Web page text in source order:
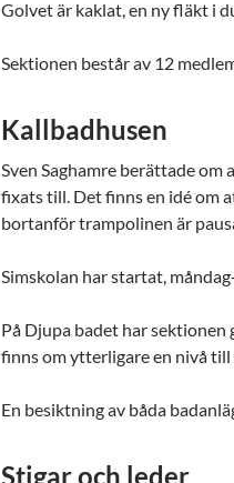
Golvet är kaklat, en ny fläkt i
Sektionen består av 12
Kallbadhusen
Sven Saghamre berättade
fixats till. Det finns en idé om
bortanför trampolinen är
Simskolan har startat,
På Djupa badet har
finns om ytterligare en nivå till
En besiktning av båda
Stigar och leder